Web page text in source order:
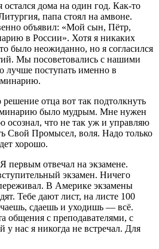
дома на один год. Как-то
папа стоял на амвоне.
объявил: «Мой сын, Пётр,
в России». Хотя я никаких
было неожиданно, но я согласился
Мы посоветовались с нашими
лучше поступать именно в
отца вот так подтолкнуть
было мудрым. Мне нужен
осознал, что не так уж и управляю
Свой Промысел, воля. Надо только
хорошо.
первым отвечал на экзамене.
экзамен. Ничего
В Америке экзамены
Тебе дают лист, на листе 100
сдаешь и уходишь — всё.
общения с преподавателями, с
у нас я никогда не встречал. Для